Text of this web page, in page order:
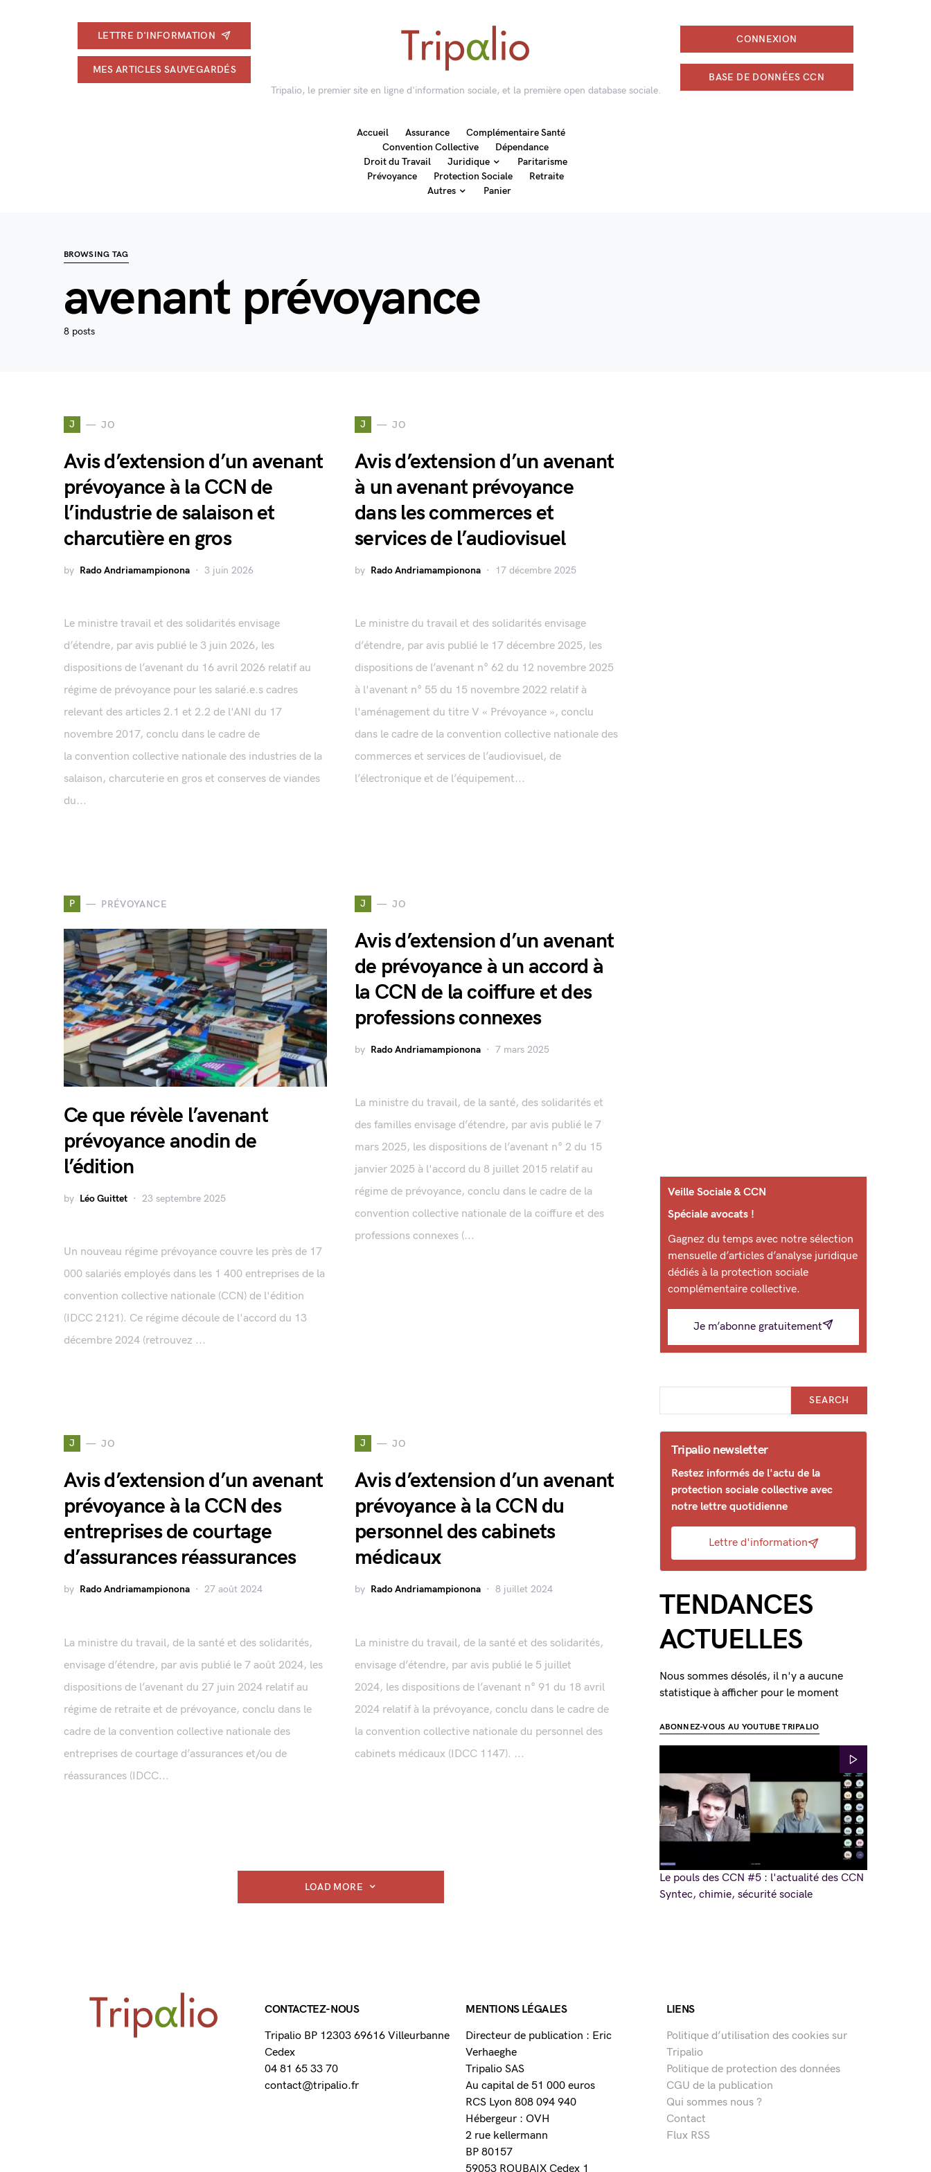
LETTRE D'INFORMATION
MES ARTICLES SAUVEGARDÉS
Tripalio, le premier site en ligne d'information sociale, et la première open database sociale.
CONNEXION
BASE DE DONNÉES CCN
Accueil Assurance
Complémentaire Santé
Convention Collective
Dépendance
Droit du Travail
Juridique
Paritarisme
Prévoyance
Protection Sociale
Retraite
Autres
Panier
BROWSING TAG
avenant prévoyance
8 posts
J JO
Avis d’extension d’un avenant
prévoyance à la CCN de
l’industrie de salaison et
charcutière en gros
by Rado Andriamampionona 3 juin 2026
Le ministre travail et des solidarités envisage
d’étendre, par avis publié le 3 juin 2026, les
dispositions de l’avenant du 16 avril 2026 relatif au
régime de prévoyance pour les salarié.e.s cadres
relevant des articles 2.1 et 2.2 de l'ANI du 17
novembre 2017, conclu dans le cadre de
la convention collective nationale des industries de la
salaison, charcuterie en gros et conserves de viandes
du...
J JO
Avis d’extension d’un avenant
à un avenant prévoyance
dans les commerces et
services de l’audiovisuel
by Rado Andriamampionona 17 décembre 2025
Le ministre du travail et des solidarités envisage
d’étendre, par avis publié le 17 décembre 2025, les
dispositions de l’avenant n° 62 du 12 novembre 2025
à l'avenant n° 55 du 15 novembre 2022 relatif à
l'aménagement du titre V « Prévoyance », conclu
dans le cadre de la convention collective nationale des
commerces et services de l’audiovisuel, de
l’électronique et de l’équipement...
P PRÉVOYANCE
Ce que révèle l’avenant
prévoyance anodin de
l’édition
by Léo Guittet 23 septembre 2025
Un nouveau régime prévoyance couvre les près de 17
000 salariés employés dans les 1 400 entreprises de la
convention collective nationale (CCN) de l'édition
(IDCC 2121). Ce régime découle de l'accord du 13
décembre 2024 (retrouvez ...
J JO
Avis d’extension d’un avenant
de prévoyance à un accord à
la CCN de la coiffure et des
professions connexes
by Rado Andriamampionona 7 mars 2025
La ministre du travail, de la santé, des solidarités et
des familles envisage d’étendre, par avis publié le 7
mars 2025, les dispositions de l’avenant n° 2 du 15
janvier 2025 à l'accord du 8 juillet 2015 relatif au
régime de prévoyance, conclu dans le cadre de la
convention collective nationale de la coiffure et des
professions connexes (...
J JO
Avis d’extension d’un avenant
prévoyance à la CCN des
entreprises de courtage
d’assurances réassurances
by Rado Andriamampionona 27 août 2024
La ministre du travail, de la santé et des solidarités,
envisage d’étendre, par avis publié le 7 août 2024, les
dispositions de l’avenant du 27 juin 2024 relatif au
régime de retraite et de prévoyance, conclu dans le
cadre de la convention collective nationale des
entreprises de courtage d’assurances et/ou de
réassurances (IDCC...
J JO
Avis d’extension d’un avenant
prévoyance à la CCN du
personnel des cabinets
médicaux
by Rado Andriamampionona 8 juillet 2024
La ministre du travail, de la santé et des solidarités,
envisage d’étendre, par avis publié le 5 juillet
2024, les dispositions de l’avenant n° 91 du 18 avril
2024 relatif à la prévoyance, conclu dans le cadre de
la convention collective nationale du personnel des
cabinets médicaux (IDCC 1147). ...
LOAD MORE
Veille Sociale & CCN
Spéciale avocats !
Gagnez du temps avec notre sélection
mensuelle d’articles d’analyse juridique
dédiés à la protection sociale
complémentaire collective.
Je m’abonne gratuitement
SEARCH
Tripalio newsletter
Restez informés de l'actu de la
protection sociale collective avec
notre lettre quotidienne
Lettre d'information
TENDANCES
ACTUELLES
Nous sommes désolés, il n'y a aucune
statistique à afficher pour le moment
ABONNEZ-VOUS AU YOUTUBE TRIPALIO
Le pouls des CCN #5 : l'actualité des CCN
Syntec, chimie, sécurité sociale
CONTACTEZ-NOUS
Tripalio BP 12303 69616 Villeurbanne
Cedex
04 81 65 33 70
contact@tripalio.fr
MENTIONS LÉGALES
Directeur de publication : Eric
Verhaeghe
Tripalio SAS
Au capital de 51 000 euros
RCS Lyon 808 094 940
Hébergeur : OVH
2 rue kellermann
BP 80157
59053 ROUBAIX Cedex 1
LIENS
Politique d’utilisation des cookies sur
Tripalio
Politique de protection des données
CGU de la publication
Qui sommes nous ?
Contact
Flux RSS